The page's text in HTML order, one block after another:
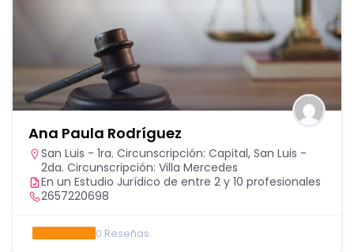
Ana Paula Rodríguez
San Luis - 1ra. Circunscripción: Capital, San Luis -
2da. Circunscripción: Villa Mercedes
En un Estudio Jurídico de entre 2 y 10 profesionales
2657220698
0 Reseñas